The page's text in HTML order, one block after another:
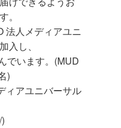
。
法人メディアユニ
入し、
でいます。(MUD
)
ィアユニバーサル